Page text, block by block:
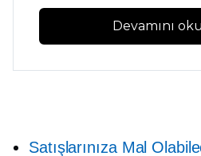
Devamını
Satışlarınıza Mal